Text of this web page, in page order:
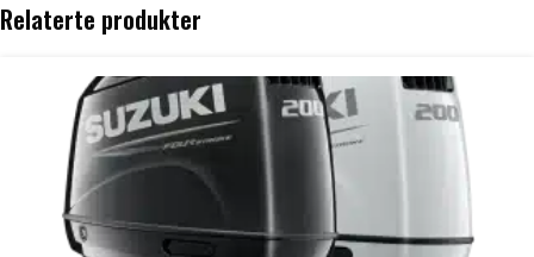
Relaterte produkter